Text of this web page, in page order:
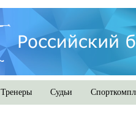
Тренеры Судьи